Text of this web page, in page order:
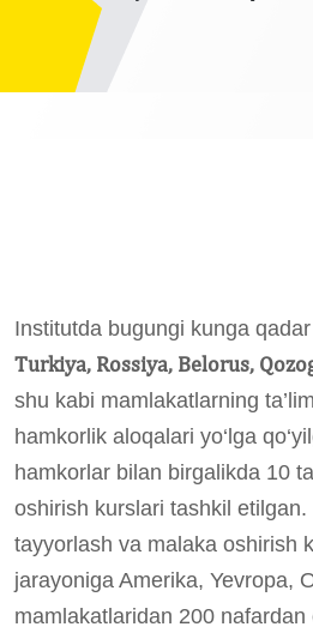
Institutda bugungi kunga qadar
Turkiya, Rossiya, Belorus,
shu kabi mamlakatlarning
hamkorlik aloqalari yo‘lga
hamkorlar bilan birgalikda 10
oshirish kurslari tashkil
tayyorlash va malaka oshirish
jarayoniga Amerika, Yevropa,
mamlakatlaridan 200